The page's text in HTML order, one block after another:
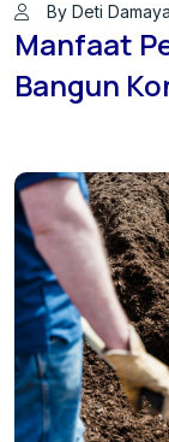
By Deti
Manfaat
Bangun